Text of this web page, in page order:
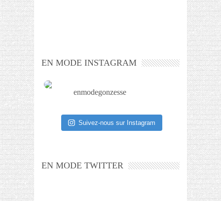
EN MODE INSTAGRAM
enmodegonzesse
Suivez-nous sur Instagram
EN MODE TWITTER